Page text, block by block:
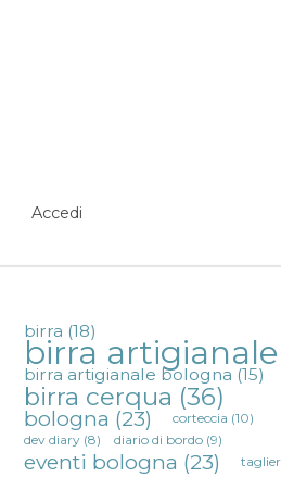
Accedi
birra (18)
birra artigianale
birra artigianale bologna (15)
birra cerqua (36)
bologna (23) corteccia (10)
dev diary(8) diario di bordo(9)
eventi bologna (23)